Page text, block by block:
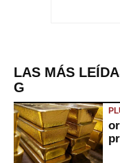
LAS MÁS
G